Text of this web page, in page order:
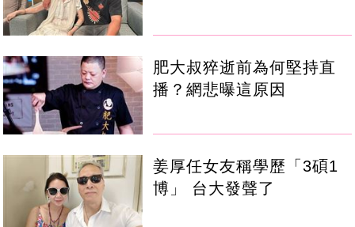
肥大叔猝逝前為何堅持直
播？網悲曝這原因
姜厚任女友稱學歷「3碩1
博」 台大發聲了